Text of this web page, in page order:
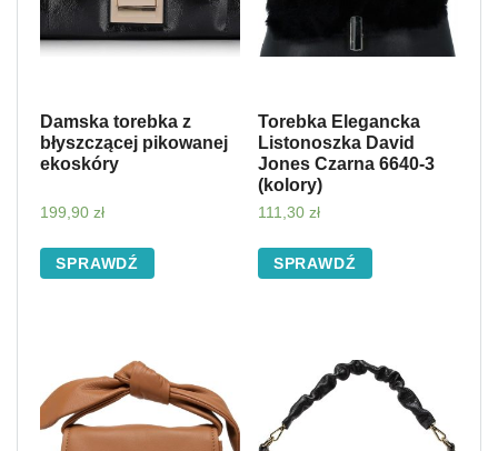
Damska torebka z
błyszczącej pikowanej
ekoskóry
199,90 zł
SPRAWDŹ
Torebka Elegancka
Listonoszka David
Jones Czarna 6640-3
(kolory)
111,30 zł
SPRAWDŹ